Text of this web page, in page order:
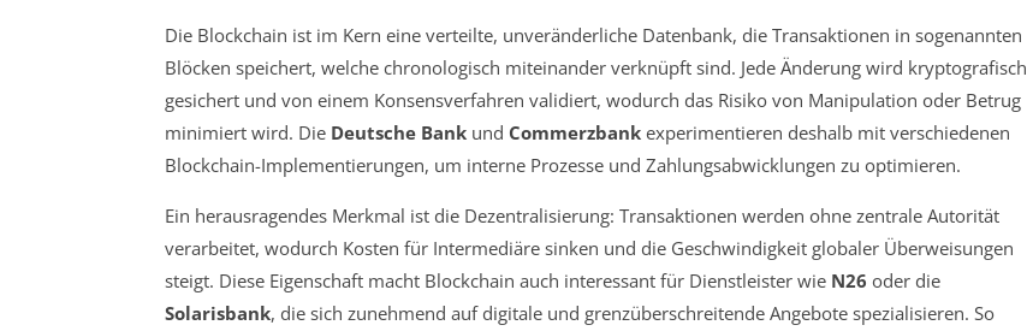
Die Blockchain ist im Kern eine verteilte, unveränderliche Datenbank, die Transaktionen in sogenannten
Blöcken speichert, welche chronologisch miteinander verknüpft sind. Jede Änderung wird kryptografisch
gesichert und von einem Konsensverfahren validiert, wodurch das Risiko von Manipulation oder Betrug
minimiert wird. Die Deutsche Bank und Commerzbank experimentieren deshalb mit verschiedenen
Blockchain-Implementierungen, um interne Prozesse und Zahlungsabwicklungen zu optimieren.
Ein herausragendes Merkmal ist die Dezentralisierung: Transaktionen werden ohne zentrale Autorität
verarbeitet, wodurch Kosten für Intermediäre sinken und die Geschwindigkeit globaler Überweisungen
steigt. Diese Eigenschaft macht Blockchain auch interessant für Dienstleister wie N26 oder die
Solarisbank, die sich zunehmend auf digitale und grenzüberschreitende Angebote spezialisieren. So